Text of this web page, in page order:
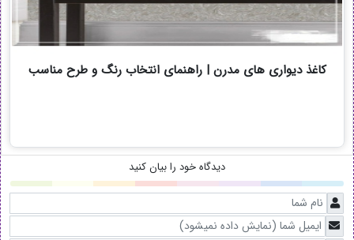
کاغذ دیواری های مدرن | راهنمای انتخاب رنگ و طرح مناسب
دیدگاه خود را بیان کنید